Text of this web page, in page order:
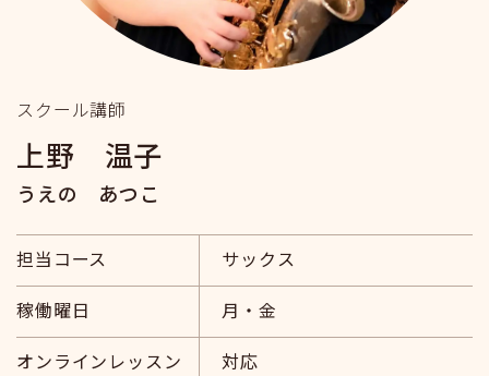
スクール講師
上野 温子
うえの あつこ
担当コース
サックス
稼働曜日
月・金
オンラインレッスン
対応